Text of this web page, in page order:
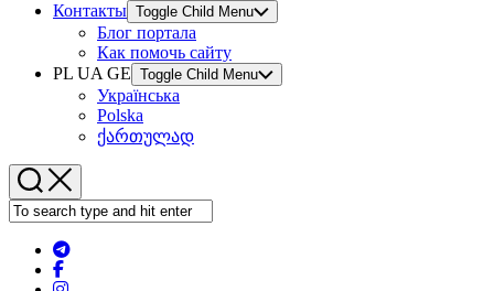
Контакты Toggle Child Menu
Блог портала
Как помочь сайту
PL UA GE Toggle Child Menu
Українська
Polska
ქართულად